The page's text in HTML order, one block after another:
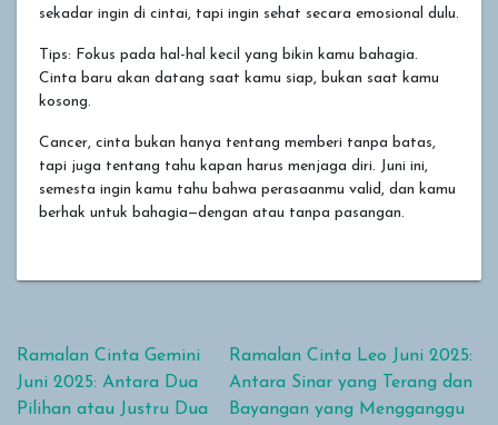
sekadar ingin di cintai, tapi ingin sehat secara emosional dulu.
Tips: Fokus pada hal-hal kecil yang bikin kamu bahagia.
Cinta baru akan datang saat kamu siap, bukan saat kamu
kosong.
Cancer, cinta bukan hanya tentang memberi tanpa batas,
tapi juga tentang tahu kapan harus menjaga diri. Juni ini,
semesta ingin kamu tahu bahwa perasaanmu valid, dan kamu
berhak untuk bahagia—dengan atau tanpa pasangan.
Navigasi pos
Ramalan Cinta Gemini
Juni 2025: Antara Dua
Pilihan atau Justru Dua
Ramalan Cinta Leo Juni 2025:
Antara Sinar yang Terang dan
Bayangan yang Mengganggu